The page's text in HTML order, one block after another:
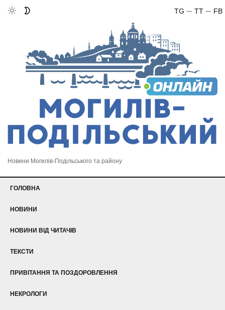
FB
TT
TG
Новини Могилів-Подільського та району
ГОЛОВНА
НОВИНИ
НОВИНИ ВІД ЧИТАЧІВ
ТЕКСТИ
ПРИВІТАННЯ ТА ПОЗДОРОВЛЕННЯ
НЕКРОЛОГИ